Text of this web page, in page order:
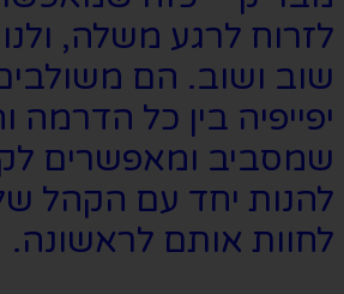
לזרוח לרגע משלה,
שוב ושוב. הם
יפייפיה בין כל הדרמה
שמסביב ומאפשרים
להנות יחד עם הקהל
לחוות אותם לראשונה.